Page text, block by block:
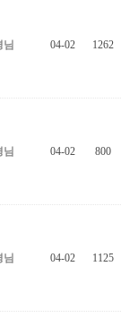
님 04-02 1262
님 04-02 800
님 04-02 1125